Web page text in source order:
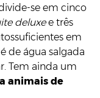
se em cinco
deluxee três
em
de água salgada
Tem ainda um
animais de